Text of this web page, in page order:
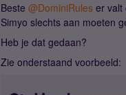
Beste ​ @DominiRules er valt
Simyo slechts aan moeten
Heb je dat gedaan?
Zie onderstaand voorbeeld: